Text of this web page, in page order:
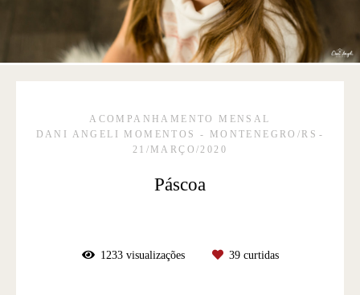
ACOMPANHAMENTO MENSAL
DANI ANGELI MOMENTOS - MONTENEGRO/RS
21/MARÇO/2020
Páscoa
1233visualizações 39curtidas